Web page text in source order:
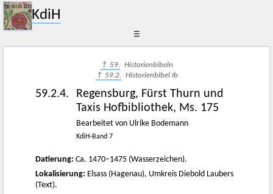
KdiH
☰
↑ 59. Historienbibeln
↑ 59.2. Historienbibel Ib
59.2.4.
Regensburg, Fürst Thurn und
Taxis Hofbibliothek, Ms. 175
Bearbeitet von Ulrike Bodemann
KdiH-Band 7
Datierung: Ca. 1470–1475 (Wasserzeichen).
Lokalisierung: Elsass (Hagenau), Umkreis Diebold Laubers
(Text).